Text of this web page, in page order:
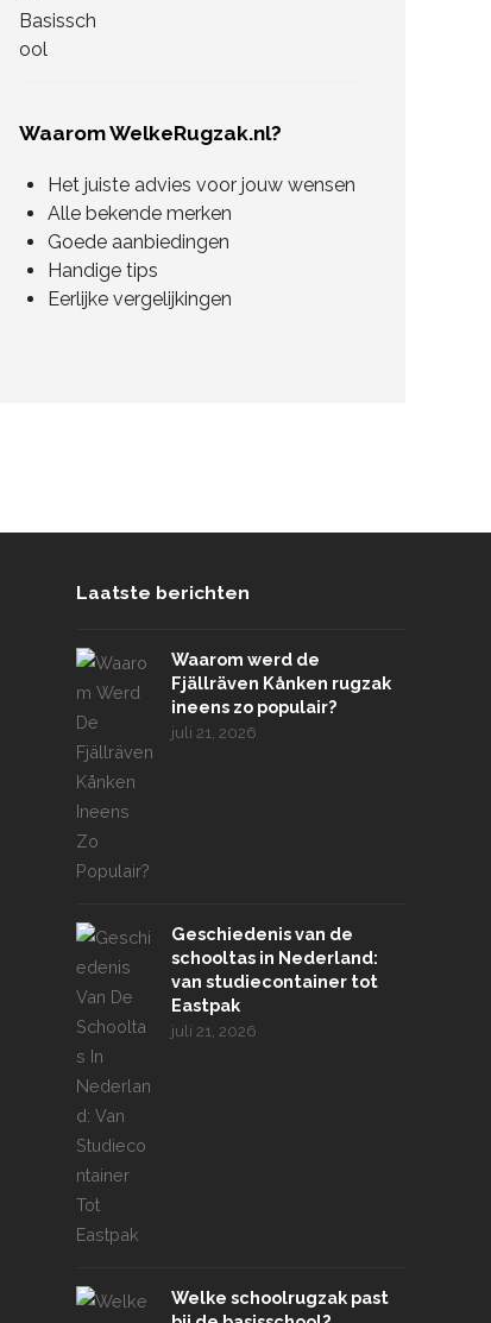
Waarom WelkeRugzak.nl?
Het juiste advies voor jouw wensen
Alle bekende merken
Goede aanbiedingen
Handige tips
Eerlijke vergelijkingen
Laatste berichten
Waarom werd de
Fjällräven Kånken rugzak
ineens zo populair?
juli 21, 2026
Geschiedenis van de
schooltas in Nederland:
van studiecontainer tot
Eastpak
juli 21, 2026
Welke schoolrugzak past